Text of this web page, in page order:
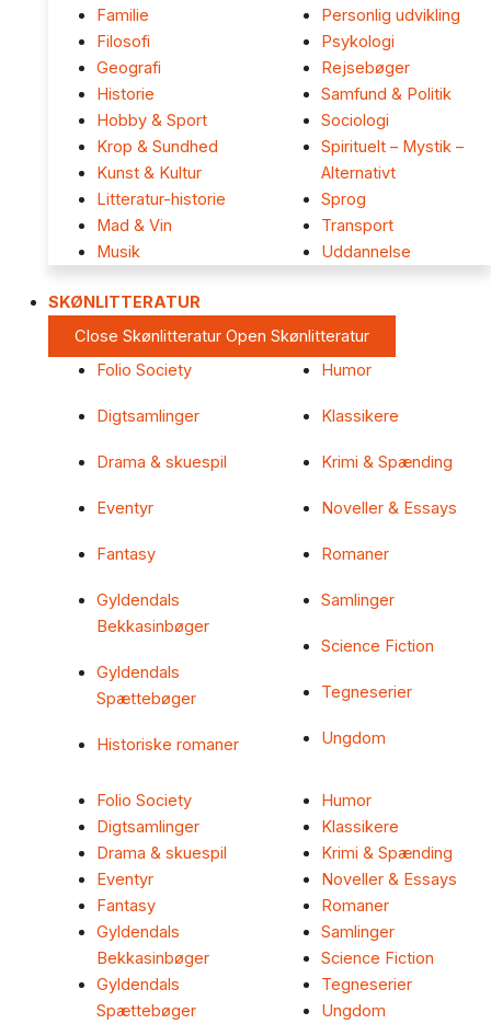
Familie
Filosofi
Geografi
Historie
Hobby & Sport
Krop & Sundhed
Kunst & Kultur
Litteratur-historie
Mad & Vin
Musik
Personlig udvikling
Psykologi
Rejsebøger
Samfund & Politik
Sociologi
Spirituelt – Mystik –
Alternativt
Sprog
Transport
Uddannelse
SKØNLITTERATUR
Close Skønlitteratur Open Skønlitteratur
Folio Society
Digtsamlinger
Drama & skuespil
Eventyr
Fantasy
Gyldendals
Bekkasinbøger
Gyldendals
Spættebøger
Historiske romaner
Humor
Klassikere
Krimi & Spænding
Noveller & Essays
Romaner
Samlinger
Science Fiction
Tegneserier
Ungdom
Folio Society
Digtsamlinger
Drama & skuespil
Eventyr
Fantasy
Gyldendals
Bekkasinbøger
Gyldendals
Spættebøger
Humor
Klassikere
Krimi & Spænding
Noveller & Essays
Romaner
Samlinger
Science Fiction
Tegneserier
Ungdom